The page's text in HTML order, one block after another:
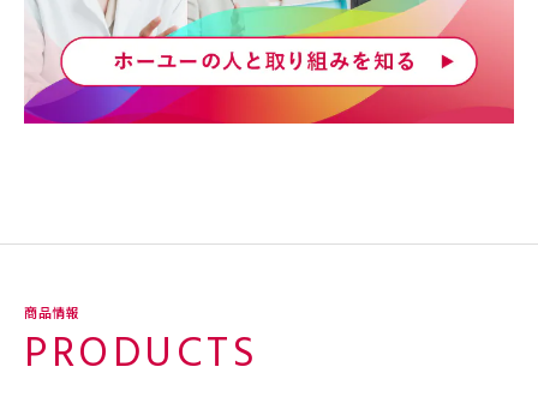
PRODUCTS
商品情報